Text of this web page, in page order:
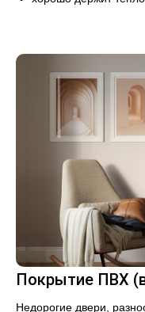
Покрытие ПВХ
Недорогие двери,